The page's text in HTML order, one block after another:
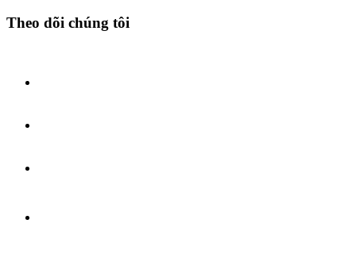
Theo dõi chúng tôi